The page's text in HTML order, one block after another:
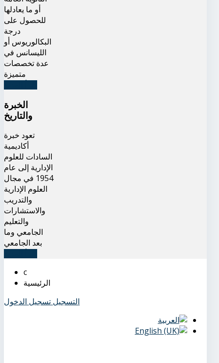
أو ما يعادلها
للحصول على
درجة
البكالوريوس أو
الليسانس في
عدة تخصصات
متميزة
الخبرة
والتاريخ
تعود خبرة
أكاديمية
السادات للعلوم
الإدارية إلى عام
1954 في مجال
العلوم الإدارية
والتدريب
والاستشارات
والتعليم
الجامعي وما
بعد الجامعي
الرئيسية
التسجيل تسجيل الدخول